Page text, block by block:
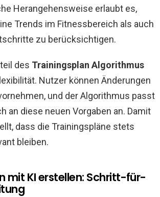
Herangehensweise erlaubt es,
Trends im Fitnessbereich als auch
zu berücksichtigen.
des Trainingsplan Algorithmus
Nutzer können Änderungen
und der Algorithmus passt
an diese neuen Vorgaben an. Damit
dass die Trainingspläne stets
bleiben.
mit KI erstellen: Schritt-für-